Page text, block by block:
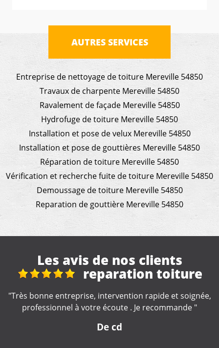
AUTRES SERVICES
Entreprise de nettoyage de toiture Mereville 54850
Travaux de charpente Mereville 54850
Ravalement de façade Mereville 54850
Hydrofuge de toiture Mereville 54850
Installation et pose de velux Mereville 54850
Installation et pose de gouttières Mereville 54850
Réparation de toiture Mereville 54850
Vérification et recherche fuite de toiture Mereville 54850
Demoussage de toiture Mereville 54850
Reparation de gouttière Mereville 54850
Les avis de nos clients
toiture
et soignée,
"
Réfection
véranda + gouttières
"Excellent travail de la part de cette
soigné. Artisan très impliqué dans la
travaux, très à l'écoute. Nous le